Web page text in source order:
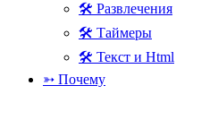
🛠 Развлечения
🛠 Таймеры
🛠 Текст и Html
➳ Почему